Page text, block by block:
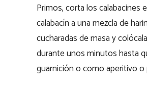
Primos, corta los
calabacín a una mezcla de
cucharadas de masa y
durante unos minutos hasta
guarnición o como aperitivo